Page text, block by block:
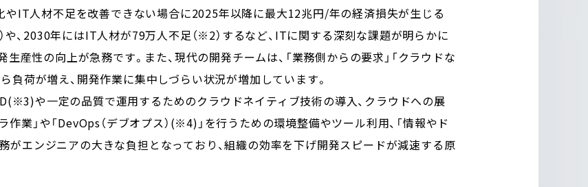
やIT人材不足を改善できない場合に2025年以降に最大12兆円/年の経済損失が生じる
や、2030年にはIT人材が79万人不足（※2）するなど、ITに関する深刻な課題が明らかに
産性の向上が急務です。また、現代の開発チームは、「業務側からの要求」「クラウドな
負荷が増え、開発作業に集中しづらい状況が増加しています。
や一定の品質で運用するためのクラウドネイティブ技術の導入、クラウドへの展
業」や「DevOps（デブオプス）(※4)」を行うための環境整備やツール利用、「情報やド
がエンジニアの大きな負担となっており、組織の効率を下げ開発スピードが減速する原